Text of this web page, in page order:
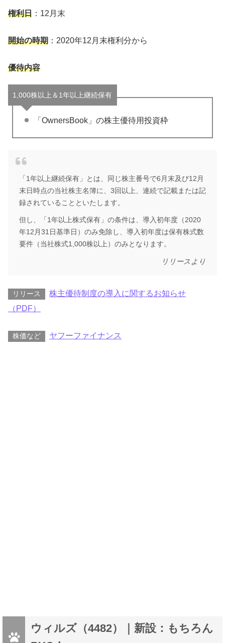
権利日 ：12月末
開始の時期 ：2020年12月末権利分から
優待内容
1,000株以上＆1年以上継続保有
「OwnersBook」の株主優待用投資枠
「1年以上継続保有」とは、同じ株主番号で6月末及び12月
末日時点の当社株主名簿に、3回以上、連続で記載または記
録されていることといたします。
但し、「1年以上株式保有」の条件は、導入初年度（2020
年12月31日基準日）のみ免除し、導入初年度は保有株式数
要件（当社株式1,000株以上）のみとなります。
リリースより
リリース
株主優待制度の導入に関するお知らせ
（PDF）
株価など ヤフーファイナンス
ウィルズ（4482）｜新設：もちろん